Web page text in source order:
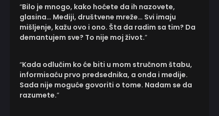
“Bilo je mnogo, kako hoćete da ih nazovete,
glasina… Mediji, društvene mreže… Svi imaju
mišljenje, kažu ovo i ono. Šta da radim sa tim? Da
demantujem sve? To nije moj život.”
“Kada odlučim ko će biti u mom stručnom štabu,
informisaću prvo predsednika, a onda i medije.
Sada nije moguće govoriti o tome. Nadam se da
razumete.”